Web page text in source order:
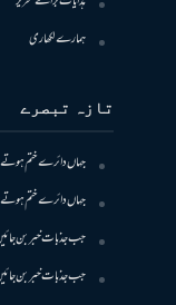
ہمارے لکھاری
تازہ تبصرے
جہاں دائرے ختم ہوتے
جہاں دائرے ختم ہوتے
جب جذبات خبر بن
جب جذبات خبر بن